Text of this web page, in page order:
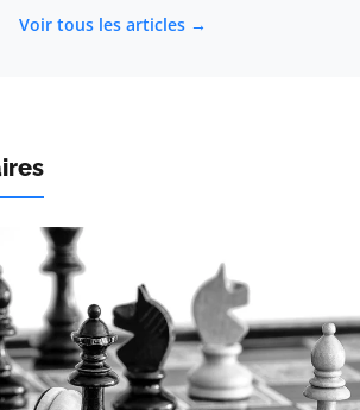
Voir tous les articles →